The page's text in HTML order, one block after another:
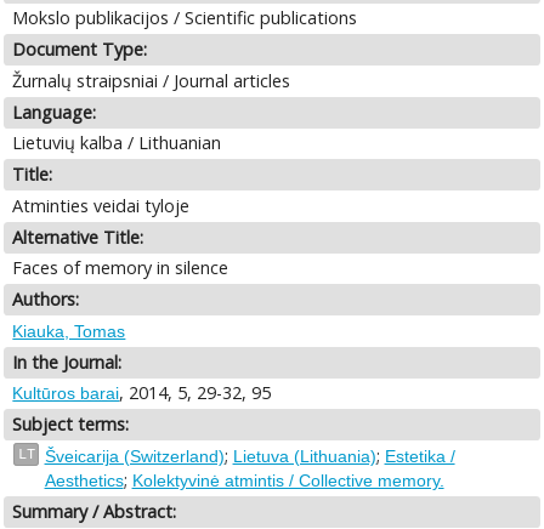
Mokslo publikacijos / Scientific publications
Document Type:
Žurnalų straipsniai / Journal articles
Language:
Lietuvių kalba / Lithuanian
Title:
Atminties veidai tyloje
Alternative Title:
Faces of memory in silence
Authors:
Kiauka, Tomas
In the Journal:
Kultūros barai, 2014, 5, 29-32, 95
Subject terms:
LT Šveicarija (Switzerland); Lietuva (Lithuania); Estetika /
Aesthetics; Kolektyvinė atmintis / Collective memory.
Summary / Abstract: